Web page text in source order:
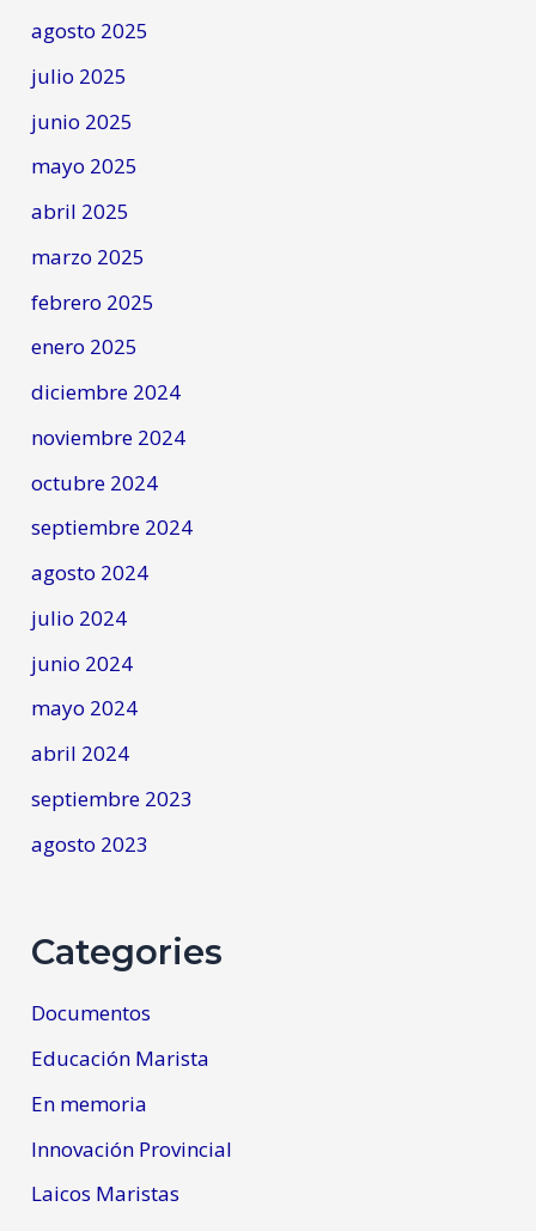
agosto 2025
julio 2025
junio 2025
mayo 2025
abril 2025
marzo 2025
febrero 2025
enero 2025
diciembre 2024
noviembre 2024
octubre 2024
septiembre 2024
agosto 2024
julio 2024
junio 2024
mayo 2024
abril 2024
septiembre 2023
agosto 2023
Categories
Documentos
Educación Marista
En memoria
Innovación Provincial
Laicos Maristas